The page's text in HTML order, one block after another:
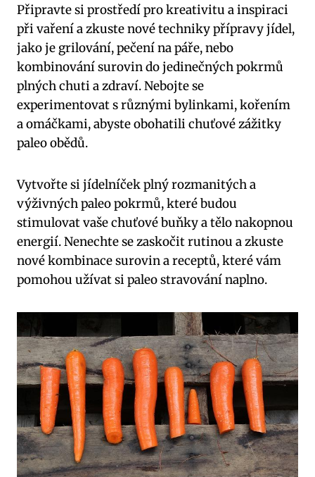
Připravte si prostředí ⁣pro kreativitu a ‍inspiraci
při​ vaření⁢ a zkuste nové⁣ techniky přípravy jídel,
jako je grilování, pečení na páře, nebo
kombinování surovin‍ do ⁢jedinečných pokrmů
plných chuti ⁢a zdraví. Nebojte se
experimentovat s různými bylinkami, kořením
a omáčkami, abyste obohatili chuťové zážitky
paleo obědů.
Vytvořte si jídelníček plný rozmanitých a
výživných paleo pokrmů, které budou
stimulovat vaše chuťové buňky a tělo nakopnou
energií. Nenechte se zaskočit rutinou a ‍zkuste
nové⁣ kombinace surovin a receptů, které vám
pomohou užívat si paleo ⁤stravování naplno.